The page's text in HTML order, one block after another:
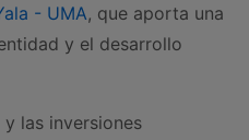
- UMA, que aporta una
y el desarrollo
las inversiones